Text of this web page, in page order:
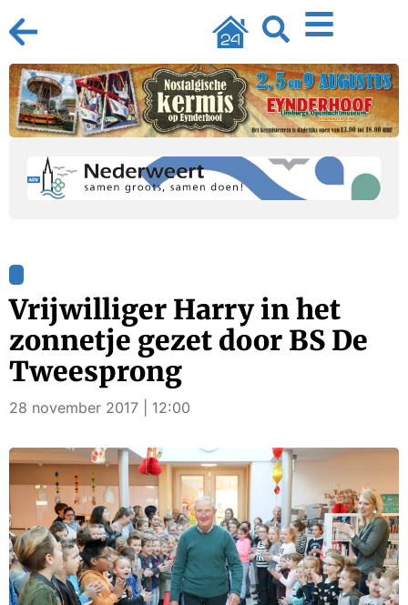
Vrijwilliger Harry in het
zonnetje gezet door BS De
Tweesprong
28 november 2017 | 12:00